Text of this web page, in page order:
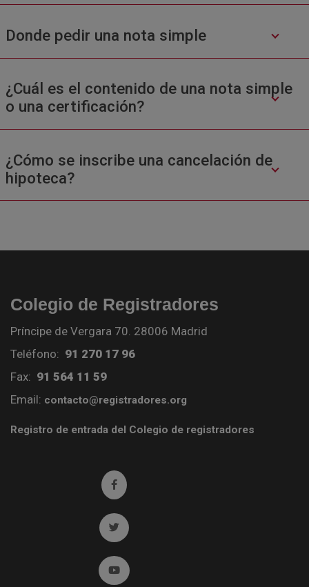
Donde pedir una nota simple
¿Cuál es el contenido de una nota simple
o una certificación?
¿Cómo se inscribe una cancelación de
hipoteca?
Colegio de Registradores
Príncipe de Vergara 70. 28006 Madrid
Teléfono: 91 270 17 96
Fax: 91 564 11 59
Email: contacto@registradores.org
Registro de entrada del Colegio de registradores
Ir a facebook (abre en ventana nueva)
Ir a twitter (abre en ventana nueva)
Ir a YouTube (abre en ventana nueva)